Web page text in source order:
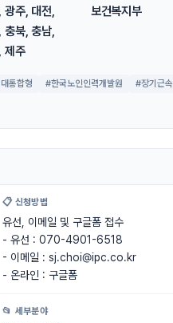
주, 대전,
북, 충남,
제주
보건복지부
통합형 #한국노인인력개발원 #장기근속
📋 신청방법
유선, 이메일 및 구글폼 접수
- 유선 : 070-4901-6518
- 이메일 : sj.choi@ipc.co.kr
- 온라인 : 구글폼
📂 세부분야